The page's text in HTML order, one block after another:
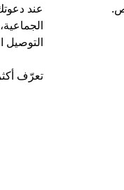
عند
التوصيل
تعرّف